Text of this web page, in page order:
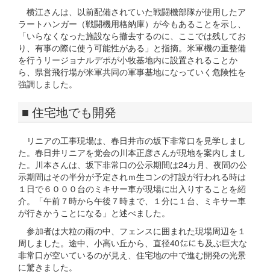
横江さんは、以前配備されていた戦闘機部隊が使用したア
ラートハンガー（戦闘機用格納庫）が今もあることを示し、
「いらなくなった施設なら撤去するのに、ここでは残してお
り、有事の際に使う可能性がある」と指摘。米軍機の重整備
を行うリージョナルデポが小牧基地内に設置されることか
ら、県営飛行場が米軍共同の軍事基地になっていく危険性を
強調しました。
■ 住宅地でも開発
リニアの工事現場は、春日井市の坂下非常口を見学しまし
た。春日井リニアを党会の川本正彦さんが現地を案内しまし
た。川本さんは、坂下非常口の公示期間は24カ月、夜間の公
示期間はその半分が予定されｍ生コンの打設が行われる時は
１日で６０００台のミキサー車が現場に出入りすることを紹
介。「午前７時から午後７時まで、１分に１台、ミキサー車
が行きかうことになる」と述べました。
参加者は大粒の雨の中、フェンスに囲まれた現場周辺を１
周しました。途中、小高い丘から、直径40㍍にも及ぶ巨大な
非常口が空いているのが見え、住宅地の中で進む開発の光景
に驚きました。